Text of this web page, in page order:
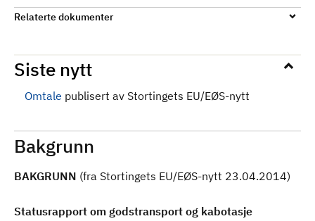
Relaterte dokumenter
Siste nytt
Omtale publisert av Stortingets EU/EØS-nytt
Bakgrunn
BAKGRUNN (fra Stortingets EU/EØS-nytt 23.04.2014)
Statusrapport om godstransport og kabotasje